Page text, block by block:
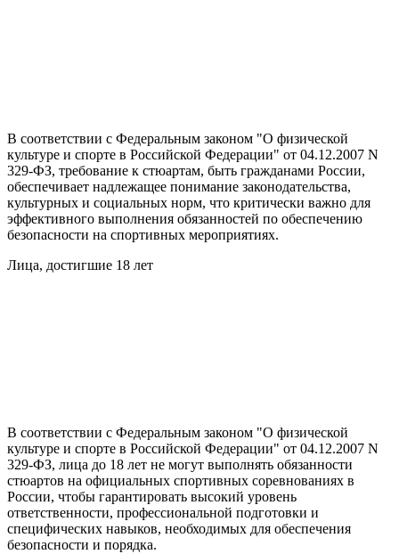
В соответствии с Федеральным законом "О физической
культуре и спорте в Российской Федерации" от 04.12.2007 N
329-ФЗ, требование к стюартам, быть гражданами России,
обеспечивает надлежащее понимание законодательства,
культурных и социальных норм, что критически важно для
эффективного выполнения обязанностей по обеспечению
безопасности на спортивных мероприятиях.
Лица, достигшие 18 лет
В соответствии с Федеральным законом "О физической
культуре и спорте в Российской Федерации" от 04.12.2007 N
329-ФЗ, лица до 18 лет не могут выполнять обязанности
стюартов на официальных спортивных соревнованиях в
России, чтобы гарантировать высокий уровень
ответственности, профессиональной подготовки и
специфических навыков, необходимых для обеспечения
безопасности и порядка.